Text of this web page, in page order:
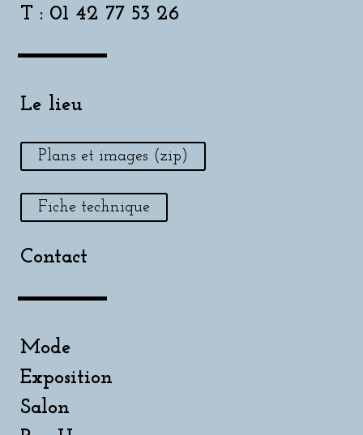
T : 01 42 77 53 26
Le lieu
Plans et images (zip)
Fiche technique
Contact
Mode
Exposition
Salon